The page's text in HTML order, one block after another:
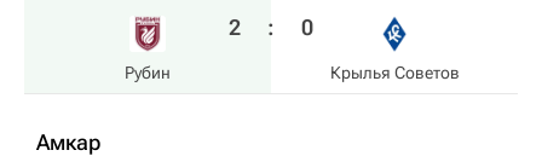
Рубин
2 : 0
Крылья Советов
Амкар